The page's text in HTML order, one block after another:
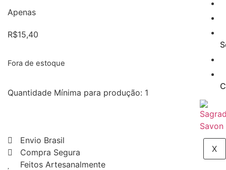
X
avaliações de
clientes
Apenas
R$15,40
Fora de estoque
Quantidade Mínima para produção: 1
Envio Brasil
Compra Segura
Feitos Artesanalmente